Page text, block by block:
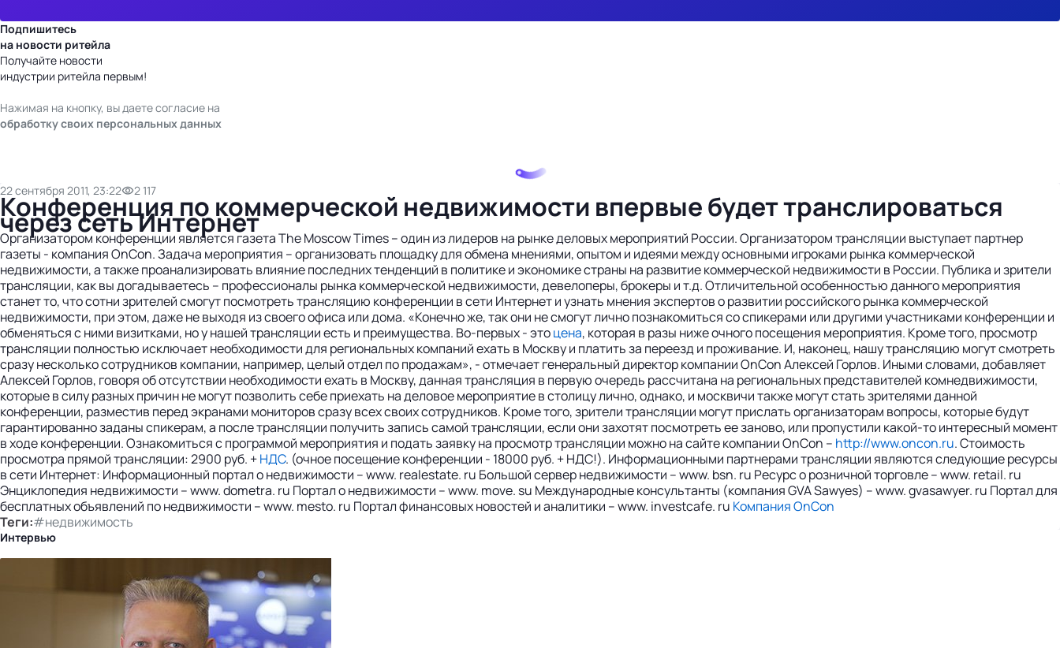
Подпишитесь
на новости ритейла
Получайте новости
индустрии ритейла первым!
Нажимая на кнопку, вы даете согласие на
обработку своих персональных данных
22 сентября 2011, 23:22 2 117
Конференция по коммерческой недвижимости впервые будет транслироваться
через сеть Интернет
Организатором конференции является газета The Moscow Times – один из лидеров на рынке деловых мероприятий России. Организатором трансляции выступает партнер
газеты - компания OnCon. Задача мероприятия – организовать площадку для обмена мнениями, опытом и идеями между основными игроками рынка коммерческой
недвижимости, а также проанализировать влияние последних тенденций в политике и экономике страны на развитие коммерческой недвижимости в России. Публика и зрители
трансляции, как вы догадываетесь – профессионалы рынка коммерческой недвижимости, девелоперы, брокеры и т.д. Отличительной особенностью данного мероприятия
станет то, что сотни зрителей смогут посмотреть трансляцию конференции в сети Интернет и узнать мнения экспертов о развитии российского рынка коммерческой
недвижимости, при этом, даже не выходя из своего офиса или дома. «Конечно же, так они не смогут лично познакомиться со спикерами или другими участниками конференции и
обменяться с ними визитками, но у нашей трансляции есть и преимущества. Во-первых - этоцена, которая в разы ниже очного посещения мероприятия. Кроме того, просмотр
трансляции полностью исключает необходимости для региональных компаний ехать в Москву и платить за переезд и проживание. И, наконец, нашу трансляцию могут смотреть
сразу несколько сотрудников компании, например, целый отдел по продажам», - отмечает генеральный директор компании OnCon Алексей Горлов. Иными словами, добавляет
Алексей Горлов, говоря об отсутствии необходимости ехать в Москву, данная трансляция в первую очередь рассчитана на региональных представителей комнедвижимости,
которые в силу разных причин не могут позволить себе приехать на деловое мероприятие в столицу лично, однако, и москвичи также могут стать зрителями данной
конференции, разместив перед экранами мониторов сразу всех своих сотрудников. Кроме того, зрители трансляции могут прислать организаторам вопросы, которые будут
гарантированно заданы спикерам, а после трансляции получить запись самой трансляции, если они захотят посмотреть ее заново, или пропустили какой-то интересный момент
в ходе конференции. Ознакомиться с программой мероприятия и подать заявку на просмотр трансляции можно на сайте компании OnCon – http://www.oncon.ru. Стоимость
просмотра прямой трансляции: 2900 руб. +НДС. (очное посещение конференции - 18000 руб. + НДС!). Информационными партнерами трансляции являются следующие ресурсы
в сети Интернет: Информационный портал о недвижимости – www. realestate. ru Большой сервер недвижимости – www. bsn. ru Ресурс о розничной торговле – www. retail. ru
Энциклопедия недвижимости – www. dometra. ru Портал о недвижимости – www. move. su Международные консультанты (компания GVA Sawyes) – www. gvasawyer. ru Портал для
бесплатных объявлений по недвижимости – www. mesto. ru Портал финансовых новостей и аналитики – www. investcafe. ru Компания OnCon
Теги:#недвижимость
Интервью